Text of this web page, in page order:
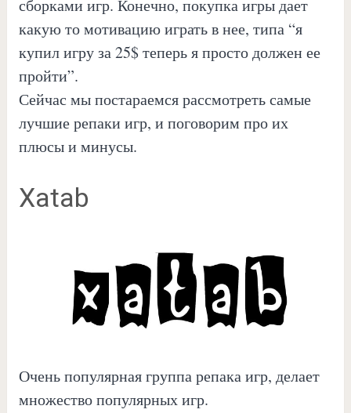
сборками игр. Конечно, покупка игры дает
какую то мотивацию играть в нее, типа “я
купил игру за 25$ теперь я просто должен ее
пройти”.
Сейчас мы постараемся рассмотреть самые
лучшие репаки игр, и поговорим про их
плюсы и минусы.
Xatab
Очень популярная группа репака игр, делает
множество популярных игр.